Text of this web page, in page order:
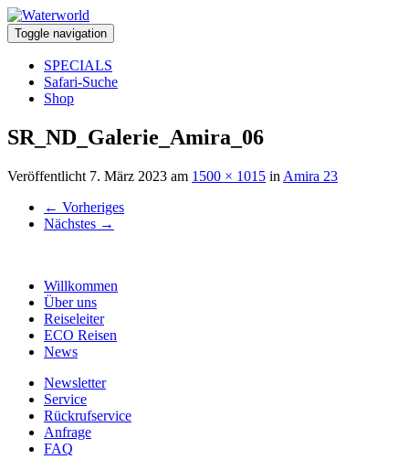
Toggle navigation
SPECIALS
Safari-Suche
Shop
SR_ND_Galerie_Amira_06
Veröffentlicht 7. März 2023 am 1500 × 1015 in Amira 23
← Vorheriges
Nächstes →
Willkommen
Über uns
Reiseleiter
ECO Reisen
News
Newsletter
Service
Rückrufservice
Anfrage
FAQ